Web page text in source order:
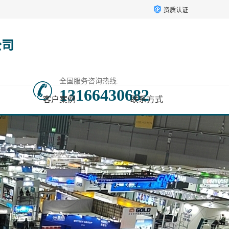
资质认证
全国服务咨询热线:
13166430682
客户案例 联系方式